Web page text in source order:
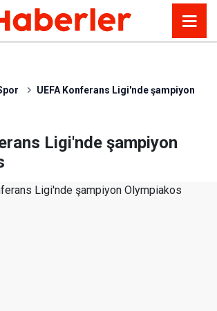
UEFA Konferans Ligi'nde şampiyon
Ligi'nde şampiyon